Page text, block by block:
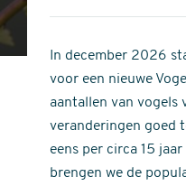
stars
of
stars
In december 2026
voor een nieuwe
aantallen van vogels
veranderingen goed
eens per circa 15
brengen we de